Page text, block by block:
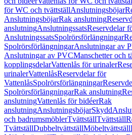
för WC och tvättställAnslutningsböjar
AnslutningsböjarRak anslutning
anslutningAnslutningssatsReservdelar
AnslutningssatsSpolrörsförlängningar
SpolrörsförlängningarAnslutningar av
Anslutningar av PVCManschetter och
kopplingsdelarVattenlås för urinaler
urinalerVattenlåsReservdelar för
VattenlåsSpolrörsförlängningar
SpolrörsförlängningarRak anslutning
anslutningVattenlås för bidéerRak
anslutningAnslutningsböjarSkydd
och badrumsmöblerTvättställTvättställ
TvättställDubbeltvättställMöbeltvättställ